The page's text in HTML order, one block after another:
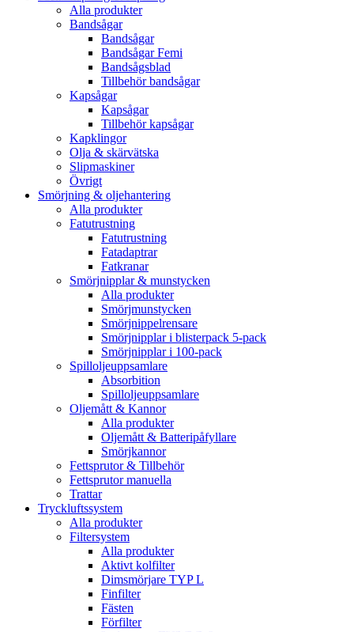
Alla produkter
Bandsågar
Bandsågar
Bandsågar Femi
Bandsågsblad
Tillbehör bandsågar
Kapsågar
Kapsågar
Tillbehör kapsågar
Kapklingor
Olja & skärvätska
Slipmaskiner
Övrigt
Smörjning & oljehantering
Alla produkter
Fatutrustning
Fatutrustning
Fatadaptrar
Fatkranar
Smörjnipplar & munstycken
Alla produkter
Smörjmunstycken
Smörjnippelrensare
Smörjnipplar i blisterpack 5-pack
Smörjnipplar i 100-pack
Spilloljeuppsamlare
Absorbition
Spilloljeuppsamlare
Oljemått & Kannor
Alla produkter
Oljemått & Batteripåfyllare
Smörjkannor
Fettsprutor & Tillbehör
Fettsprutor manuella
Trattar
Tryckluftssystem
Alla produkter
Filtersystem
Alla produkter
Aktivt kolfilter
Dimsmörjare TYP L
Finfilter
Fästen
Förfilter